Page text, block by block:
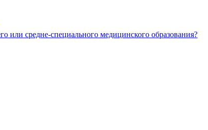
средне-специального медицинского образования?